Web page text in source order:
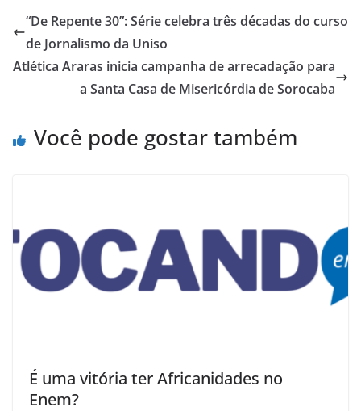
“De Repente 30”: Série celebra três décadas do curso
de Jornalismo da Uniso
Atlética Araras inicia campanha de arrecadação para
a Santa Casa de Misericórdia de Sorocaba
Você pode gostar também
É uma vitória ter Africanidades no
Enem?